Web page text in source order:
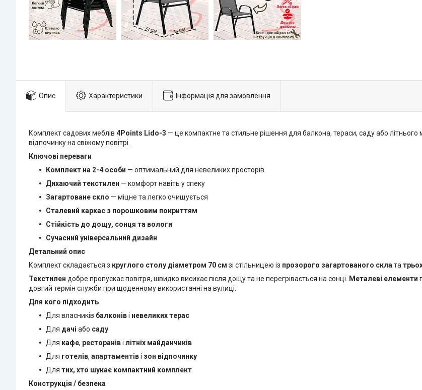
Опис Характеристики Інформація для замовлення
Комплект садових меблів 4Points Lido-3 — це компактне та стильне рішення для балкона, тераси, саду або
відпочинку на свіжому повітрі.
Ключові переваги
Комплект на 2-4 особи — оптимальний для невеликих просторів
Дихаючий текстилен — комфорт навіть у спеку
Загартоване скло — міцне та легко очищується
Сталевий каркас з порошковим покриттям
Стійкість до дощу, сонця та вологи
Сучасний універсальний дизайн
Детальний опис
Комплект складається з круглого столу діаметром 70 см зі стільницею із прозорого загартованого склата
Текстилен добре пропускає повітря, швидко висихає після дощу та не перегрівається на сонці. Металеві елементи
довгий термін служби при щоденному використанні на вулиці.
Для кого підходить
Для власників балконіві невеликих терас
Для дачі або саду
Для кафе, рестораніві літніх майданчиків
Для готелів, апартаментіві зон відпочинку
Для тих, хто шукає компактний комплект
Конструкція / безпека